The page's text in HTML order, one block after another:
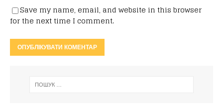
Save my name, email, and website in this browser
for the next time I comment.